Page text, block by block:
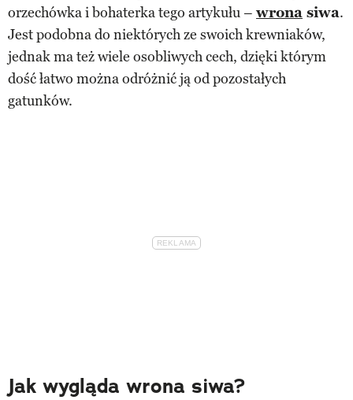
orzechówka i bohaterka tego artykułu – wrona siwa.
Jest podobna do niektórych ze swoich krewniaków,
jednak ma też wiele osobliwych cech, dzięki którym
dość łatwo można odróżnić ją od pozostałych
gatunków.
Jak wygląda wrona siwa?